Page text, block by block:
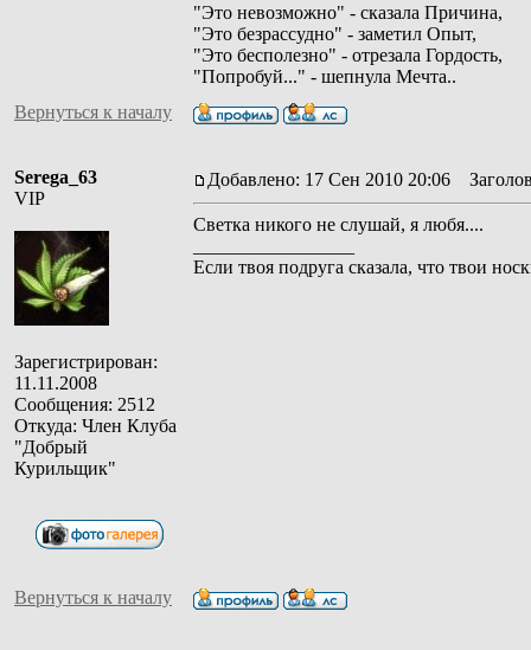
"Это невозможно" - сказала Причина,
"Это безрассудно" - заметил Опыт,
"Это бесполезно" - отрезала Гордость,
"Попробуй..." - шепнула Мечта..
Вернуться к началу
Serega_63
VIP
Зарегистрирован:
11.11.2008
Сообщения: 2512
Откуда: Член Клуба
"Добрый
Курильщик"
Добавлено: 17 Сен 2010 20:06
Светка никого не слушай, я любя....
Если твоя подруга сказала, что твои
Вернуться к началу